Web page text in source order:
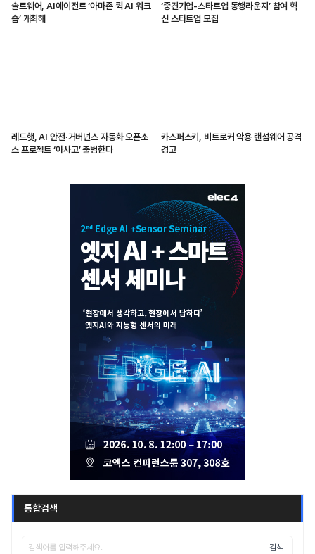
솔트웨어, AI에이전트 ‘아마존 퀵 AI 워크
숍’ 개최해
‘중견기업-스타트업 동행라운지’ 참여 혁
신 스타트업 모집
레드햇, AI 안전·거버넌스 자동화 오픈소
스 프로젝트 ‘아사고’ 출범한다
카스퍼스키, 비트로커 악용 랜섬웨어 공격
경고
통합검색
검색